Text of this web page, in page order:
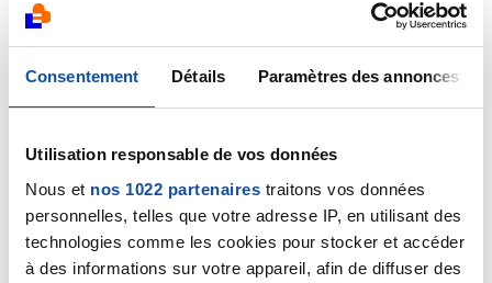
Consentement Détails Paramètres des annonces
Utilisation responsable de vos données
Nous et nos 1022 partenaires traitons vos données
personnelles, telles que votre adresse IP, en utilisant des
technologies comme les cookies pour stocker et accéder
à des informations sur votre appareil, afin de diffuser des
Ce sont surtout les infections qui font gonfler les
à lui de déterminer la cause à l'origine de ces
ganglions gonflés.
Cordialement
Citer